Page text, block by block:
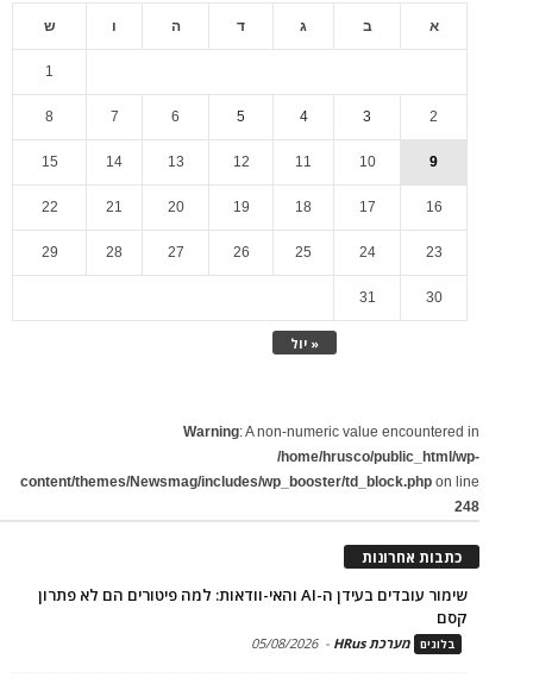
א ב ג ד ה ו ש
« יול
1
2
3
4
5
6
7
8
9
10
11
12
13
14
15
16
17
18
19
20
21
22
23
24
25
26
27
28
29
30
31
Warning: A non-numeric value encountered in
/home/hrusco/public_html/wp-
content/themes/Newsmag/includes/wp_booster/td_block.php on line
248
כתבות אחרונות
שימור עובדים בעידן ה-AI והאי-וודאות: למה פיטורים הם לא פתרון
קסם
בלוגים מערכת HRus -
05/08/2026